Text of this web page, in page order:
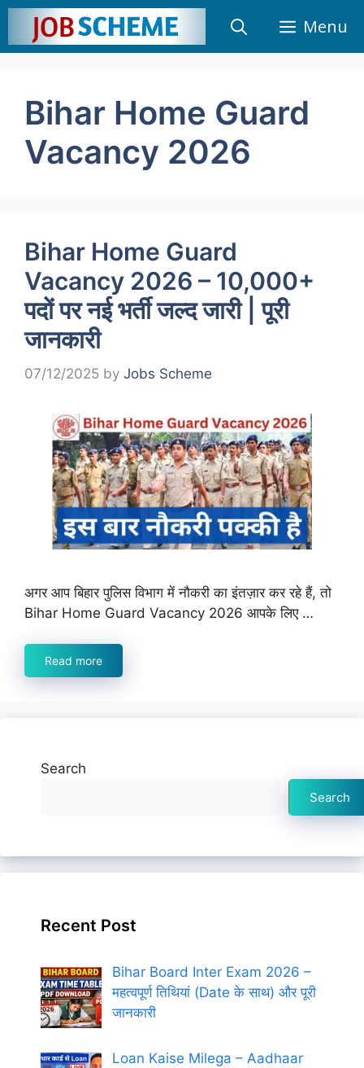
Skip
content
Menu
Bihar Home Guard
Vacancy 2026
Bihar Home Guard
Vacancy 2026 – 10,000+
पदों पर नई भर्ती जल्द जारी | पूरी
जानकारी
07/12/2025 by Jobs Scheme
अगर आप बिहार पुलिस विभाग में नौकरी का इंतज़ार कर रहे हैं, तो
Bihar Home Guard Vacancy 2026 आपके लिए …
Read more
Search
Search
Recent Post
Bihar Board Inter Exam 2026 –
महत्वपूर्ण तिथियां (Date के साथ) और पूरी
जानकारी
Loan Kaise Milega – Aadhaar